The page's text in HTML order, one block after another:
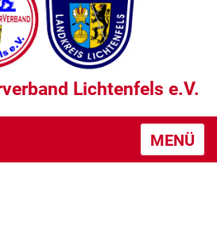
Lichtenfels e.V.
MENÜ